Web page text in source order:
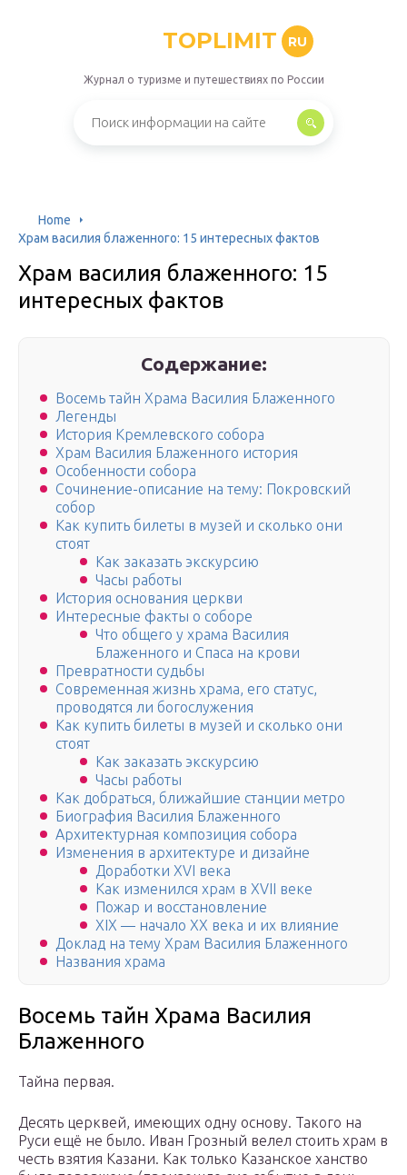
TOPLIMIT RU
Журнал о туризме и путешествиях по России
Home
Храм василия блаженного: 15 интересных фактов
Храм василия блаженного: 15
интересных фактов
Содержание:
Восемь тайн Храма Василия Блаженного
Легенды
История Кремлевского собора
Храм Василия Блаженного история
Особенности собора
Сочинение-описание на тему: Покровский
собор
Как купить билеты в музей и сколько они
стоят
Как заказать экскурсию
Часы работы
История основания церкви
Интересные факты о соборе
Что общего у храма Василия
Блаженного и Спаса на крови
Превратности судьбы
Современная жизнь храма, его статус,
проводятся ли богослужения
Как купить билеты в музей и сколько они
стоят
Как заказать экскурсию
Часы работы
Как добраться, ближайшие станции метро
Биография Василия Блаженного
Архитектурная композиция собора
Изменения в архитектуре и дизайне
Доработки XVI века
Как изменился храм в XVII веке
Пожар и восстановление
XIX — начало XX века и их влияние
Доклад на тему Храм Василия Блаженного
Названия храма
Восемь тайн Храма Василия
Блаженного
Тайна первая.
Десять церквей, имеющих одну основу. Такого на
Руси ещё не было. Иван Грозный велел стоить храм в
честь взятия Казани. Как только Казанское ханство